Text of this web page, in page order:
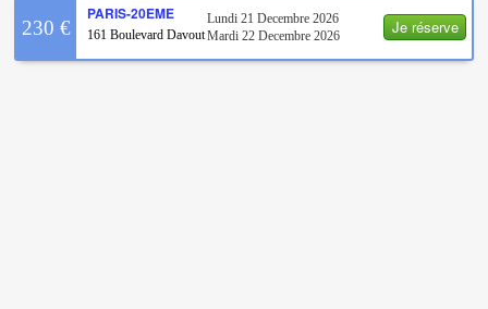
Je réserve
230 €
PARIS-20EME
161 Boulevard Davout
Lundi 21 Decembre 2026
Mardi 22 Decembre 2026